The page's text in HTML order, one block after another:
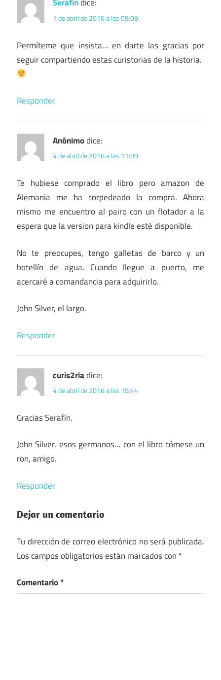
Serafindice:
1 de abril de 2016 a las 08:09
Permíteme que insista… en darte las gracias por
seguir compartiendo estas curistorias de la historia.
Responder
Anónimodice:
4 de abril de 2016 a las 11:09
Te hubiese comprado el libro pero amazon de
Alemania me ha torpedeado la compra. Ahora
mismo me encuentro al pairo con un flotador a la
espera que la version para kindle esté disponible.
No te preocupes, tengo galletas de barco y un
botellín de agua. Cuando llegue a puerto, me
acercaré a comandancia para adquirirlo.
John Silver, el largo.
Responder
curis2riadice:
4 de abril de 2016 a las 18:44
Gracias Serafín.
John Silver, esos germanos… con el libro tómese un
ron, amigo.
Responder
Dejar un comentario
Tu dirección de correo electrónico no será publicada.
Los campos obligatorios están marcados con *
Comentario*